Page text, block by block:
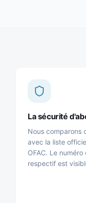
La sécurité
Nous comparons
avec la liste
OFAC. Le
respectif est